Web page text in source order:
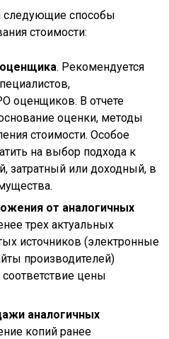
следующие способы
стоимости:
. Рекомендуется
оценщиков. В отчете
оценки, методы
стоимости. Особое
на выбор подхода к
затратный или доходный, в
от аналогичных
трех актуальных
источников (электронные
производителей)
цены
аналогичных
копий ранее